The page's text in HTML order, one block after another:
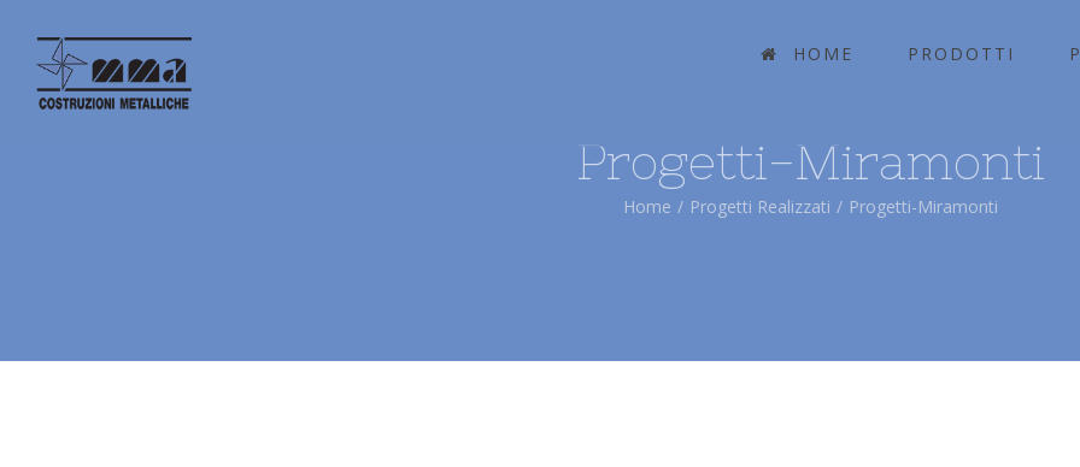
HOME PRODOTTI
Progetti-Miramonti
Home / Progetti Realizzati / Progetti-Miramonti